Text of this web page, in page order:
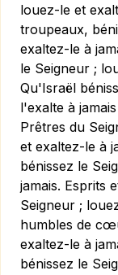
louez-le et
troupeaux,
exaltez-le à
le Seigneur ;
Qu'Israël
l'exalte à
Prêtres du
et exaltez-le à
bénissez le
jamais. Esprits
Seigneur ;
humbles de
exaltez-le à
bénissez le